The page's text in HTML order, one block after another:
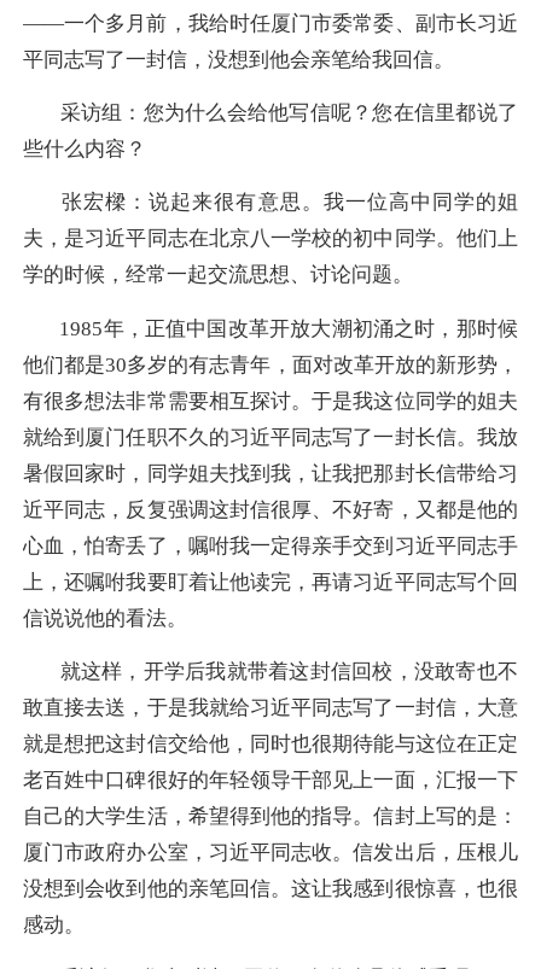
——一个多月前，我给时任厦门市委常委、副市长习近
平同志写了一封信，没想到他会亲笔给我回信。
采访组：您为什么会给他写信呢？您在信里都说了
些什么内容？
张宏樑：说起来很有意思。我一位高中同学的姐
夫，是习近平同志在北京八一学校的初中同学。他们上
学的时候，经常一起交流思想、讨论问题。
1985年，正值中国改革开放大潮初涌之时，那时候
他们都是30多岁的有志青年，面对改革开放的新形势，
有很多想法非常需要相互探讨。于是我这位同学的姐夫
就给到厦门任职不久的习近平同志写了一封长信。我放
暑假回家时，同学姐夫找到我，让我把那封长信带给习
近平同志，反复强调这封信很厚、不好寄，又都是他的
心血，怕寄丢了，嘱咐我一定得亲手交到习近平同志手
上，还嘱咐我要盯着让他读完，再请习近平同志写个回
信说说他的看法。
就这样，开学后我就带着这封信回校，没敢寄也不
敢直接去送，于是我就给习近平同志写了一封信，大意
就是想把这封信交给他，同时也很期待能与这位在正定
老百姓中口碑很好的年轻领导干部见上一面，汇报一下
自己的大学生活，希望得到他的指导。信封上写的是：
厦门市政府办公室，习近平同志收。信发出后，压根儿
没想到会收到他的亲笔回信。这让我感到很惊喜，也很
感动。